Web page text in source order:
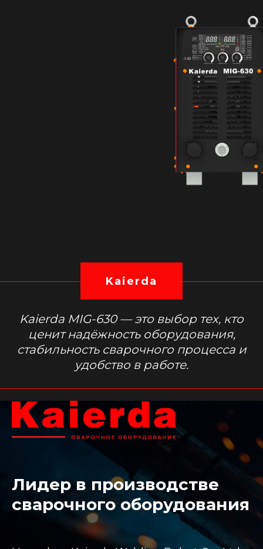
Kaierda
Kaierda MIG-630 — это выбор тех, кто
ценит надёжность оборудования,
стабильность сварочного процесса и
удобство в работе.
Лидер в производстве
сварочного оборудования